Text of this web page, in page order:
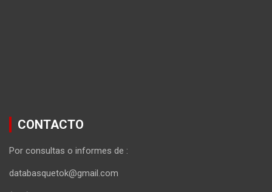
CONTACTO
Por consultas o informes de :
databasquetok@gmail.com